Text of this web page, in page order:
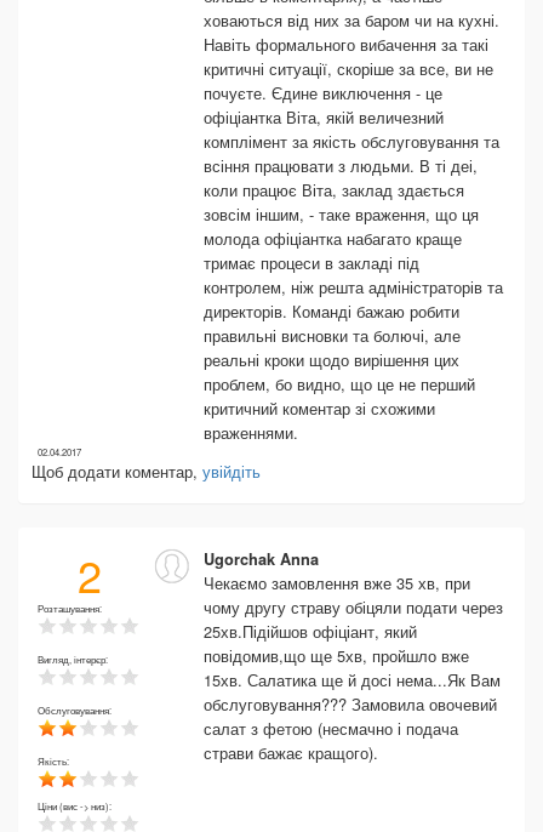
ховаються від них за баром чи на кухні.
Навіть формального вибачення за такі
критичні ситуації, скоріше за все, ви не
почуєте. Єдине виключення - це
офіціантка Віта, якій величезний
комплімент за якість обслуговування та
всіння працювати з людьми. В ті деі,
коли працює Віта, заклад здається
зовсім іншим, - таке враження, що ця
молода офіціантка набагато краще
тримає процеси в закладі під
контролем, ніж решта адміністраторів та
директорів. Команді бажаю робити
правильні висновки та болючі, але
реальні кроки щодо вирішення цих
проблем, бо видно, що це не перший
критичний коментар зі схожими
враженнями.
02.04.2017
Щоб додати коментар, увійдіть
2
Розташування:
Вигляд, інтерєр:
Обслуговування:
Якість:
Ціни (вис -> низ):
Ugorchak Anna
Чекаємо замовлення вже 35 хв, при
чому другу страву обіцяли подати через
25хв.Підійшов офіціант, який
повідомив,що ще 5хв, пройшло вже
15хв. Салатика ще й досі нема...Як Вам
обслуговування??? Замовила овочевий
салат з фетою (несмачно і подача
страви бажає кращого).